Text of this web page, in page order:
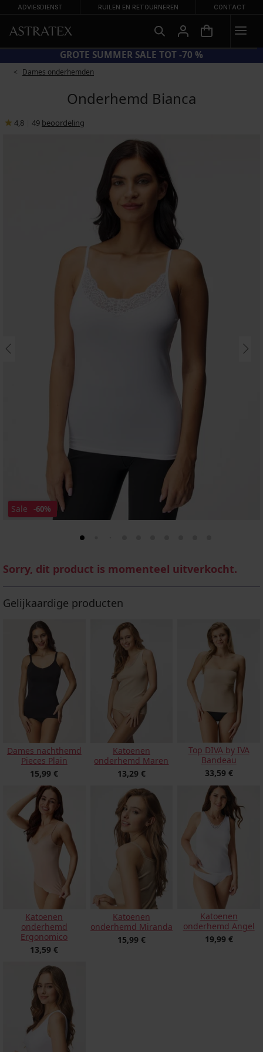
ADVIESDIENST RUILEN EN RETOURNEREN CONTACT
CODE BRA20 = BH'S -20%
Dames onderhemden
Onderhemd Bianca
4,8 49 beoordeling
Sale -60%
Sorry, dit product is momenteel uitverkocht.
Gelijkaardige producten
Dames nachthemd
Pieces Plain
15,99 €
Katoenen
onderhemd Maren
13,29 €
Top DIVA by IVA
Bandeau
33,59 €
Katoenen
onderhemd
Ergonomico
13,59 €
Katoenen
onderhemd Miranda
15,99 €
Katoenen
onderhemd Angel
19,99 €